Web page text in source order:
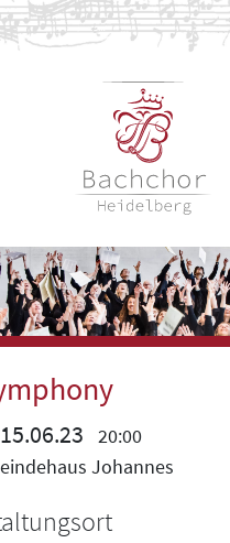
20:00
Johannes